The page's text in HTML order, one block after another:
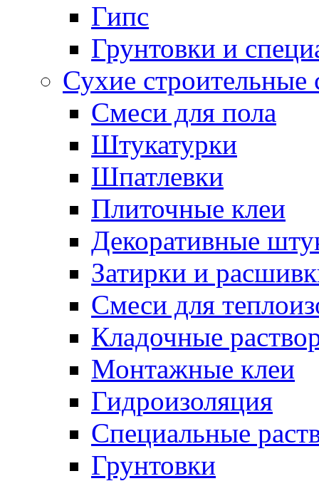
Гипс
Грунтовки и
Сухие
Смеси для пола
Штукатурки
Шпатлевки
Плиточные клеи
Декоративные
Затирки и
Смеси для
Кладочные
Монтажные клеи
Гидроизоляция
Специальные
Грунтовки